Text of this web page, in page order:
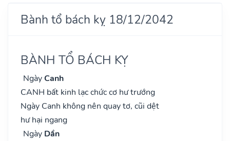
Bành tổ bách kỵ 18/12/2042
BÀNH TỔ BÁCH KỴ
NgàyCanh
CANH bất kinh lạc chức cơ hư trướng
Ngày Canh không nên quay tơ, cũi dệt
hư hại ngang
Ngày Dần